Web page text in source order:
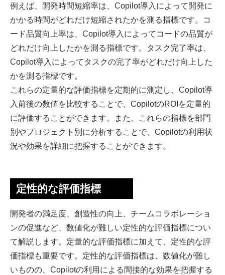
例えば、開発時間短縮率は、Copilot導入によって開発に
かかる時間がどれだけ短縮されたかを測る指標です。コ
ード品質向上率は、Copilot導入によってコードの品質が
どれだけ向上したかを測る指標です。タスク完了率は、
Copilot導入によってタスクの完了率がどれだけ向上した
かを測る指標です。
これらの定量的な評価指標を定期的に測定し、Copilot導
入前後の数値を比較することで、CopilotのROIを定量的
に評価することができます。また、これらの指標を部門
別やプロジェクト別に分析することで、Copilotの利用状
況や効果を詳細に把握することができます。
定性的な評価指標
開発者の満足度、創造性の向上、チームコラボレーショ
ンの促進など、数値化が難しい定性的な評価指標につい
て解説します。定量的な評価指標に加えて、定性的な評
価指標も重要です。定性的な評価指標は、数値化が難し
いものの、Copilotの利用による間接的な効果を把握する